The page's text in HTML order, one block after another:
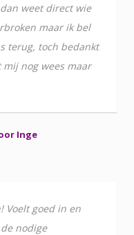
weet direct wie
maar ik bel
terug, toch bedankt
nog wees maar
Inge
Voelt goed in en
nodige